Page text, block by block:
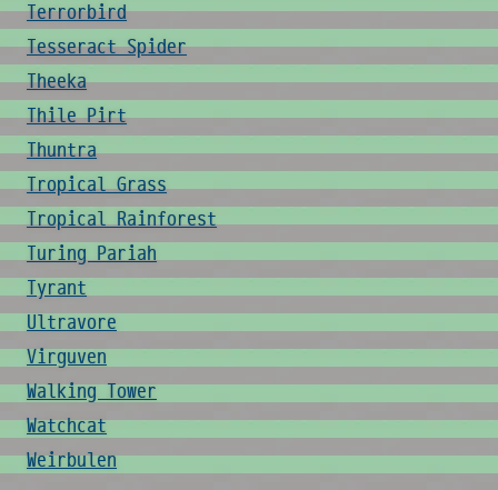
Terrorbird
Tesseract Spider
Theeka
Thile Pirt
Thuntra
Tropical Grass
Tropical Rainforest
Turing Pariah
Tyrant
Ultravore
Virguven
Walking Tower
Watchcat
Weirbulen